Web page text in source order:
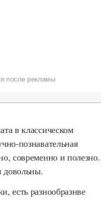
после рекламы
в классическом
познавательная
современно и полезно.
есть разнообразнве